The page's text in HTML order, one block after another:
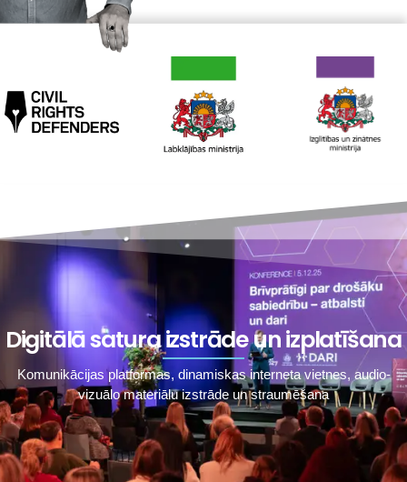
Digitālā satura izstrāde un izplatīšana
Komunikācijas platformas, dinamiskas interneta vietnes, audio-
vizuālo materiālu izstrāde un straumēšana